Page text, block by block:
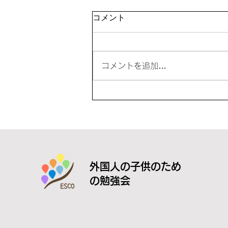
「夏休み教室」を開催
コメント
コメントを追加…
外国人の子供のため
の勉強会